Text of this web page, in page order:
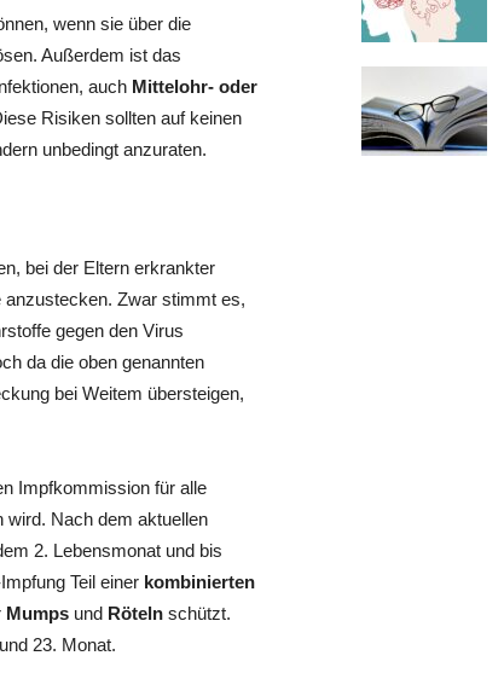
wenn sie über die
Außerdem ist das
auch Mittelohr- oder
Risiken sollten auf keinen
unbedingt anzuraten.
bei der Eltern erkrankter
Zwar stimmt es,
gegen den Virus
da die oben genannten
bei Weitem übersteigen,
Impfkommission für alle
wird. Nach dem aktuellen
2. Lebensmonat und bis
Teil einer kombinierten
Mumps und Röteln schützt.
23. Monat.